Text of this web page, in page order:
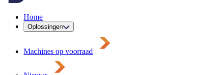
Home
Oplossingen
Machines op voorraad